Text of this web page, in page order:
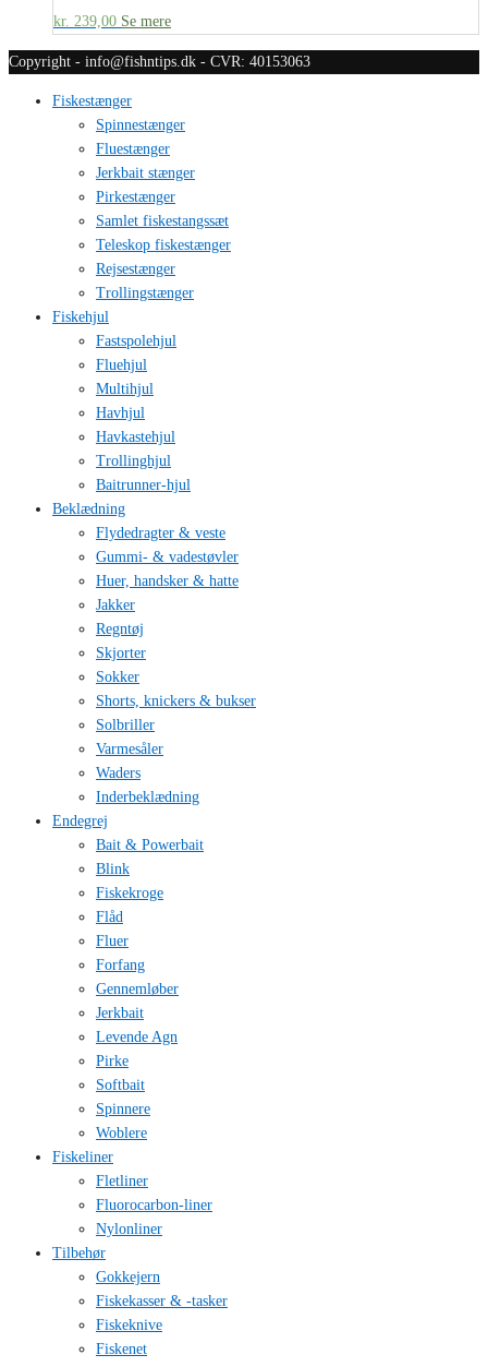
kr. 239,00 Se mere
Copyright - info@fishntips.dk - CVR: 40153063
Fiskestænger
Spinnestænger
Fluestænger
Jerkbait stænger
Pirkestænger
Samlet fiskestangssæt
Teleskop fiskestænger
Rejsestænger
Trollingstænger
Fiskehjul
Fastspolehjul
Fluehjul
Multihjul
Havhjul
Havkastehjul
Trollinghjul
Baitrunner-hjul
Beklædning
Flydedragter & veste
Gummi- & vadestøvler
Huer, handsker & hatte
Jakker
Regntøj
Skjorter
Sokker
Shorts, knickers & bukser
Solbriller
Varmesåler
Waders
Inderbeklædning
Endegrej
Bait & Powerbait
Blink
Fiskekroge
Flåd
Fluer
Forfang
Gennemløber
Jerkbait
Levende Agn
Pirke
Softbait
Spinnere
Woblere
Fiskeliner
Fletliner
Fluorocarbon-liner
Nylonliner
Tilbehør
Gokkejern
Fiskekasser & -tasker
Fiskeknive
Fiskenet